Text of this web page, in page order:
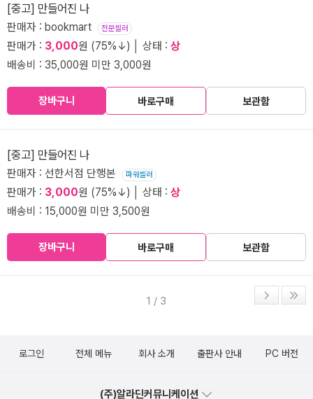
[중고] 만들어진 나
판매자 : bookmart 전문셀러
판매가 : 3,000원 (75%↓) │ 상태 : 상
배송비 : 35,000원 미만 3,000원
장바구니 바로구매 보관함
[중고] 만들어진 나
판매자 : 선한서점 단행본 파워셀러
판매가 : 3,000원 (75%↓) │ 상태 : 상
배송비 : 15,000원 미만 3,500원
장바구니 바로구매 보관함
1 / 3
로그인 전체 메뉴 회사 소개 출판사 안내 PC 버전
(주)알라딘커뮤니케이션